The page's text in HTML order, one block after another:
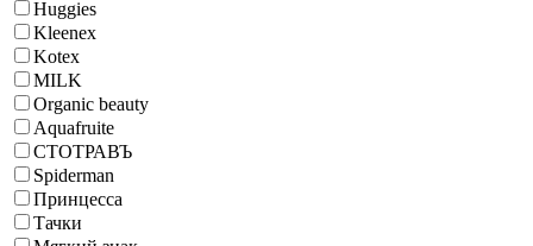
Huggies
Kleenex
Kotex
MILK
Organic beauty
Aquafruite
СТОТРАВЪ
Spiderman
Принцесса
Тачки